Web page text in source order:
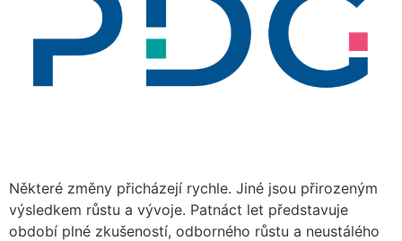
Některé změny přicházejí rychle. Jiné jsou přirozeným
výsledkem růstu a vývoje. Patnáct let představuje
období plné zkušeností, odborného růstu a neustálého